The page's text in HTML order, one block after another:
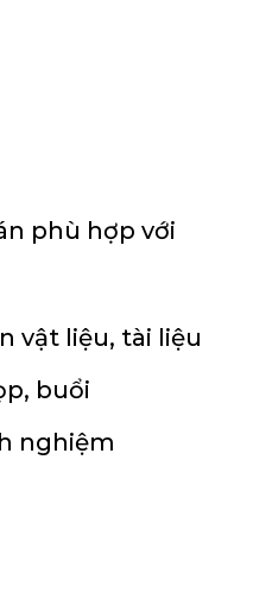
phù hợp với
vật liệu, tài liệu
buổi
nghiệm